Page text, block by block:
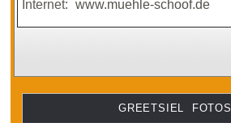
Internet:
www.muehle-schoof.de
GREETSIEL FOTOS